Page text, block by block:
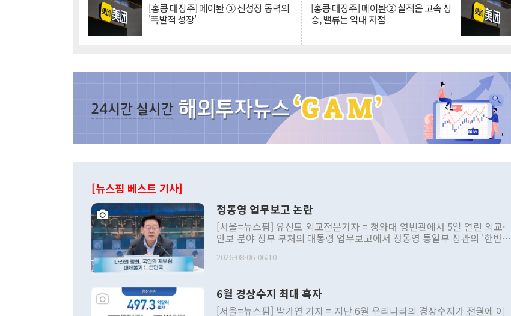
[홍콩 대장주] 메이퇀 ③ 신성장 동력의
'폭발적 성장'
[홍콩 대장주] 메이퇀② 실적은 고속 상
승, 밸류는 역대 저점
[뉴스핌 베스트 기사]
정동영 업무보고 논란
[서울=뉴스핌] 유신모 외교전문기자 = 청와대 영빈관에서 5일 열린 외교·
안보 분야 정부 부처의 대통령 업무보고에서 정동영 통일부 장관의 '한반도
발언 중에는 정부 내 조율을 거치지 않은 사안을 정책으로 추진하겠다고 공
주의적 희망에 근거한 비현실적 구상'이라는 비판을 내놨다. 그동안 정 장
관의 대북 정책 관련 발언이 물의를 빚은 적은 여러 번 있지만 대통령과 유
2026-08-06 06:10
6월 경상수지 최대 흑자
[서울=뉴스핌] 박가연 기자 = 지난 6월 우리나라의 경상수지가 전월에 이